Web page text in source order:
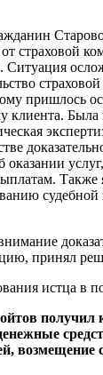
страховой
Ситуация
пришлось
клиента. Была
Также
принял
истца в
получил
возмещение